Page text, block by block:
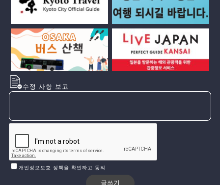
수정 사항 보고
개인정보보호 정책을 확인하고 동의